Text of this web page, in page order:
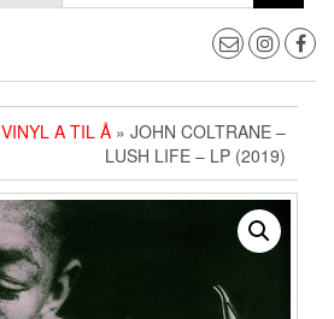
VINYL A TIL Å » JOHN COLTRANE ‎–
LUSH LIFE – LP (2019)